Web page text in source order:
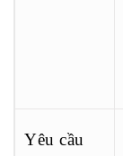
Yêu cầu